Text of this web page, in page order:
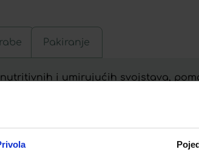
Pakiranje
i umirujućih svojstava,
bogatim esencijalnim masnim
u njezi suhe i atopične kože,
koji osigurava pravilno
štetnih utjecaja vanjskih čimbenika.